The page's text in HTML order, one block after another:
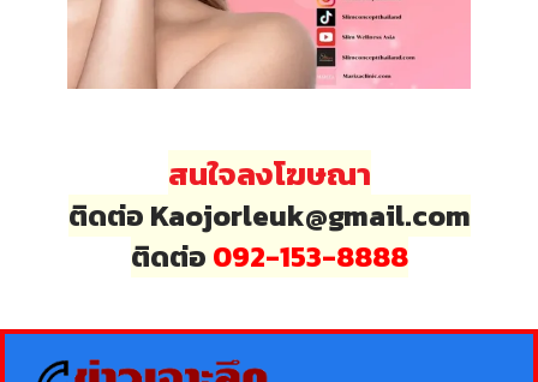
สนใจลงโฆษณา
ติดต่อ Kaojorleuk@gmail.com
ติดต่อ 092-153-8888